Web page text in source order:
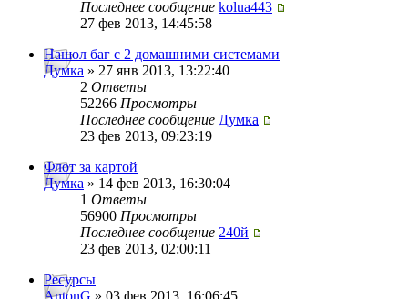
Последнее сообщение kolua443
27 фев 2013, 14:45:58
Нашол баг с 2 домашними системами
Думка » 27 янв 2013, 13:22:40
2 Ответы
52266 Просмотры
Последнее сообщение Думка
23 фев 2013, 09:23:19
Флот за картой
Думка » 14 фев 2013, 16:30:04
1 Ответы
56900 Просмотры
Последнее сообщение 240й
23 фев 2013, 02:00:11
Ресурсы